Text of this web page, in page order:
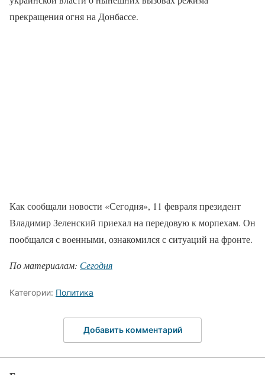
прекращения огня на Донбассе.
Как сообщали новости «Сегодня», 11 февраля президент
Владимир Зеленский приехал на передовую к морпехам. Он
пообщался с военными, ознакомился с ситуаций на фронте.
По материалам: Сегодня
Категории: Политика
Добавить комментарий